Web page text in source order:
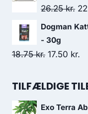
pris
172.50 kr..
26.25kr.
var:
Dogman
- 30g
18.75kr. Den
pris
17.50 kr.
TILFÆLDIGE
Exo Terra